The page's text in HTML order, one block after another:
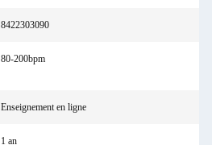
8422303090
80-200bpm
Enseignement en ligne
1 an